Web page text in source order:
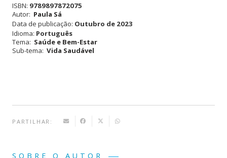
ISBN: 9789897872075
Autor: Paula Sá
Data de publicação: Outubro de 2023
Idioma: Português
Tema: Saúde e Bem-Estar
Sub-tema: Vida Saudável
PARTILHAR:
SOBRE O AUTOR